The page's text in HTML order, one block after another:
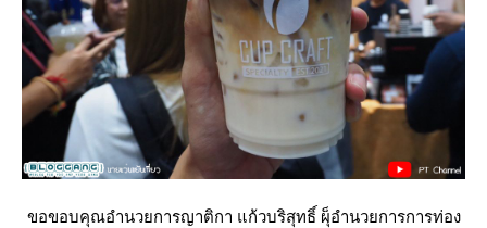
ขอขอบคุณอำนวยการญาติกา แก้วบริสุทธิ์ ผุ็อำนวยการการท่อง